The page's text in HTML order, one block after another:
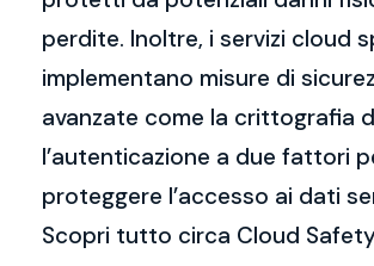
perdite. Inoltre, i servizi cloud
implementano misure di
avanzate come la crittografia
l’autenticazione a due fattori
proteggere l’accesso ai dati
Scopri tutto circa Cloud